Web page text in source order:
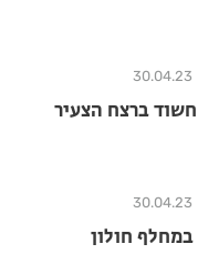
30.04.23
חשוד ברצח הצעיר
30.04.23
חולון